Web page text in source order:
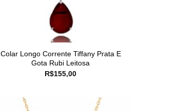
Colar Longo Corrente Tiffany Prata E
Gota Rubi Leitosa
R$155,00